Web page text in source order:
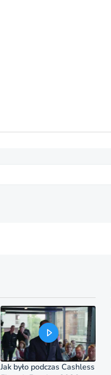
Jak było podczas Cashless